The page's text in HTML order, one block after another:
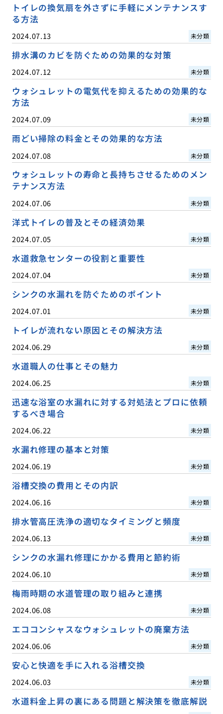
トイレの換気扇を外さずに手軽にメンテナンスす
る方法
2024.07.13 未分類
排水溝のカビを防ぐための効果的な対策
2024.07.12 未分類
ウォシュレットの電気代を抑えるための効果的な
方法
2024.07.09 未分類
雨どい掃除の料金とその効果的な方法
2024.07.08 未分類
ウォシュレットの寿命と長持ちさせるためのメン
テナンス方法
2024.07.06 未分類
洋式トイレの普及とその経済効果
2024.07.05 未分類
水道救急センターの役割と重要性
2024.07.04 未分類
シンクの水漏れを防ぐためのポイント
2024.07.01 未分類
トイレが流れない原因とその解決方法
2024.06.29 未分類
水道職人の仕事とその魅力
2024.06.25 未分類
迅速な浴室の水漏れに対する対処法とプロに依頼
するべき場合
2024.06.22 未分類
水漏れ修理の基本と対策
2024.06.19 未分類
浴槽交換の費用とその内訳
2024.06.16 未分類
排水管高圧洗浄の適切なタイミングと頻度
2024.06.13 未分類
シンクの水漏れ修理にかかる費用と節約術
2024.06.10 未分類
梅雨時期の水道管理の取り組みと連携
2024.06.08 未分類
エココンシャスなウォシュレットの廃棄方法
2024.06.06 未分類
安心と快適を手に入れる浴槽交換
2024.06.03 未分類
水道料金上昇の裏にある問題と解決策を徹底解説